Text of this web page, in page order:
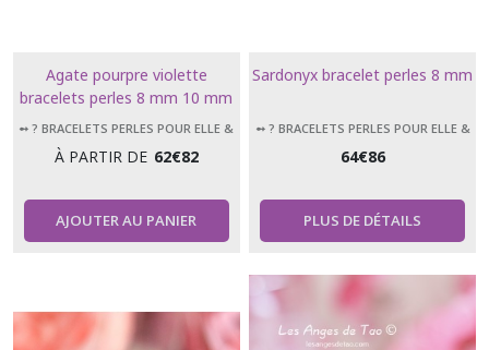
Agate pourpre violette
bracelets perles 8 mm 10 mm
12 mm
➻ ? BRACELETS PERLES POUR ELLE &
À PARTIR DE 62€82
AJOUTER AU PANIER
Sardonyx bracelet perles 8 mm
➻ ? BRACELETS PERLES POUR ELLE &
64€86
PLUS DE DÉTAILS